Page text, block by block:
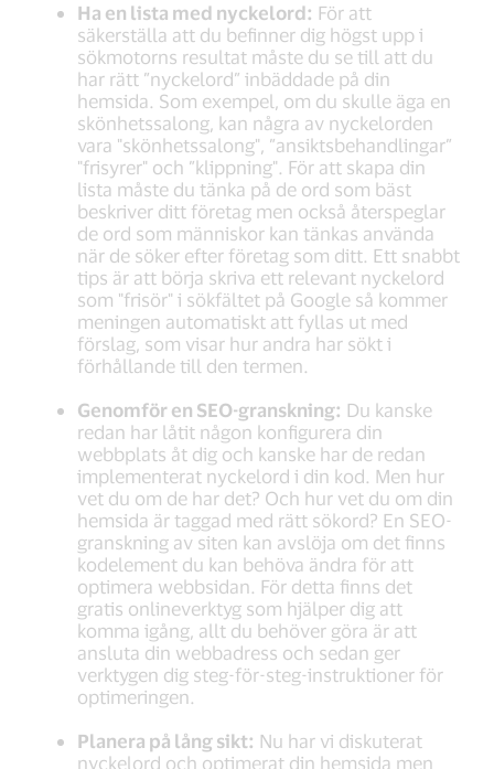
Ha en lista med nyckelord: För att
säkerställa att du befinner dig högst upp i
sökmotorns resultat måste du se till att du
har rätt ”nyckelord” inbäddade på din
hemsida. Som exempel, om du skulle äga en
skönhetssalong, kan några av nyckelorden
vara "skönhetssalong", ”ansiktsbehandlingar”
"frisyrer" och ”klippning". För att skapa din
lista måste du tänka på de ord som bäst
beskriver ditt företag men också återspeglar
de ord som människor kan tänkas använda
när de söker efter företag som ditt. Ett snabbt
tips är att börja skriva ett relevant nyckelord
som "frisör" i sökfältet på Google så kommer
meningen automatiskt att fyllas ut med
förslag, som visar hur andra har sökt i
förhållande till den termen.
Genomför en SEO-granskning: Du kanske
redan har låtit någon konfigurera din
webbplats åt dig och kanske har de redan
implementerat nyckelord i din kod. Men hur
vet du om de har det? Och hur vet du om din
hemsida är taggad med rätt sökord? En SEO-
granskning av siten kan avslöja om det finns
kodelement du kan behöva ändra för att
optimera webbsidan. För detta finns det
gratis onlineverktyg som hjälper dig att
komma igång, allt du behöver göra är att
ansluta din webbadress och sedan ger
verktygen dig steg-för-steg-instruktioner för
optimeringen.
Planera på lång sikt: Nu har vi diskuterat
nyckelord och optimerat din hemsida men